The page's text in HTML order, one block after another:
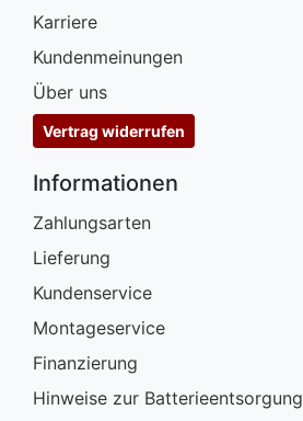
Karriere
Kundenmeinungen
Über uns
Vertrag widerrufen
Informationen
Zahlungsarten
Lieferung
Kundenservice
Montageservice
Finanzierung
Hinweise zur Batterieentsorgung